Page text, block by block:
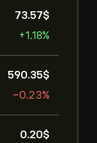
73.57‎$‎
+1.18%
590.35‎$‎
-0.23%
0.20‎$‎